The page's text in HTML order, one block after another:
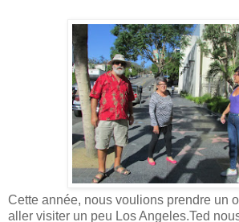
Cette année, nous voulions prendre un
aller visiter un peu Los Angeles.Ted